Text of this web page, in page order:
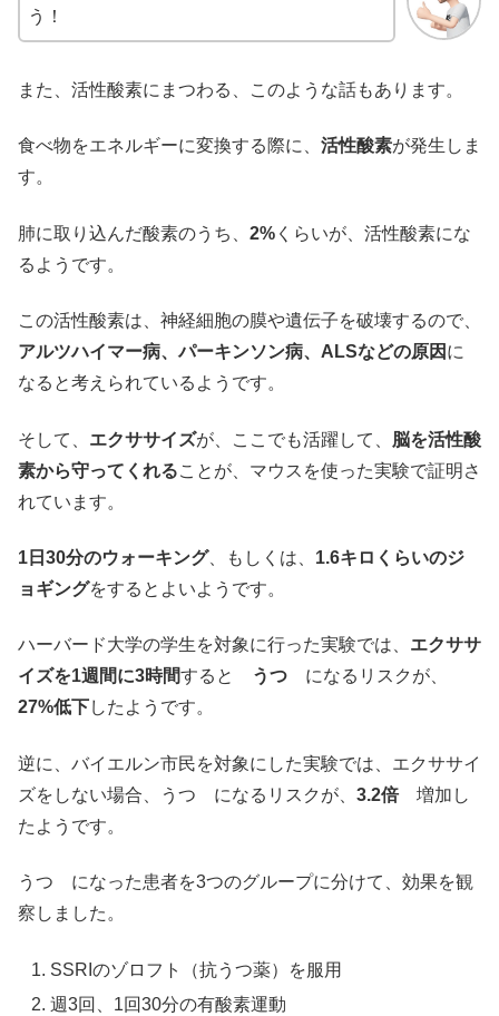
う！
また、活性酸素にまつわる、このような話もあります。
食べ物をエネルギーに変換する際に、 活性酸素が発生しま
す。
肺に取り込んだ酸素のうち、 2% くらいが、活性酸素にな
るようです。
この活性酸素は、神経細胞の膜や遺伝子を破壊するので、
アルツハイマー病、パーキンソン病、ALSなどの原因 に
なると考えられているようです。
そして、 エクササイズが、ここでも活躍して、 脳を活性酸
素から守ってくれることが、マウスを使った実験で証明さ
れています。
1日30分のウォーキング、もしくは、 1.6キロくらいのジ
ョギングをするとよいようです。
ハーバード大学の学生を対象に行った実験では、 エクササ
イズを1週間に3時間すると うつ になるリスクが、
27%低下したようです。
逆に、バイエルン市民を対象にした実験では、エクササイ
ズをしない場合、うつ になるリスクが、 3.2倍増加し
たようです。
うつ になった患者を3つのグループに分けて、効果を観
察しました。
SSRIのゾロフト（抗うつ薬）を服用
週3回、1回30分の有酸素運動